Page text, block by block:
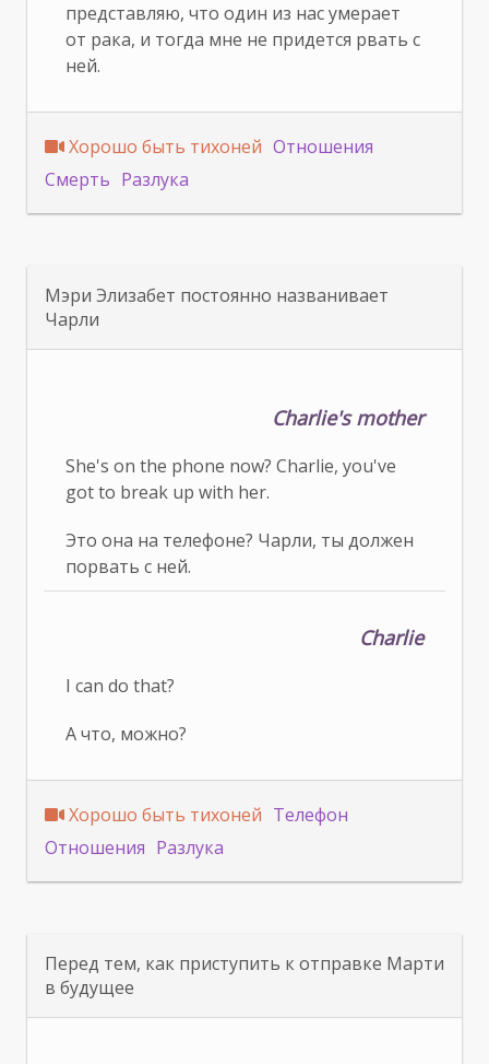
представляю, что один из нас умерает
от рака, и тогда мне не придется рвать с
ней.
Хорошо быть тихоней Отношения
Смерть Разлука
Мэри Элизабет постоянно названивает
Чарли
Charlie's mother
She's on the phone now? Charlie, you've
got to break up with her.
Это она на телефоне? Чарли, ты должен
порвать с ней.
Charlie
I can do that?
А что, можно?
Хорошо быть тихоней Телефон
Отношения Разлука
Перед тем, как приступить к отправке Марти
в будущее